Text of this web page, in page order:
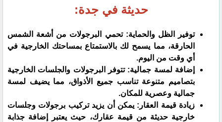
حديثة في جدة:
توفير الظل والحماية: تحمي البرجولات من أشعة الشمس
الحارقة، مما يسمح لك بالاستمتاع بمساحتك الخارجية في
أي وقت من اليوم.
إضافة لمسة جمالية: تتوفر البرجولات والجلسات الخارجية
بتصاميم متنوعة تناسب جميع الأذواق، مما يضيف لمسة
جمالية وعصرية للمكان.
زيادة قيمة العقار: يمكن أن يزيد تركيب برجولات وجلسات
خارجية حديثة من قيمة عقارك، حيث يعتبر إضافة جذابة